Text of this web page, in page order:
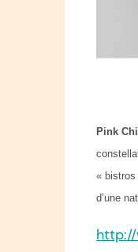
Pink
« bistros
d’une
http://